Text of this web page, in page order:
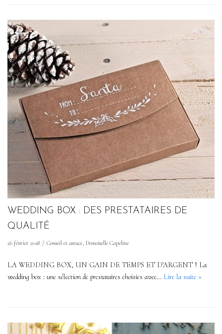
WEDDING BOX : DES PRESTATAIRES DE
QUALITÉ
26 février 2018 Conseil et astuce, Demoiselle Capeline
LA WEDDING BOX, UN GAIN DE TEMPS ET D’ARGENT ! La
wedding box : une sélection de prestataires choisies avec… Lire la suite »